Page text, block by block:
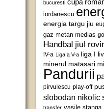
bucuresti
iordanescu
energia targu jiu
gaz metan medias
Handbal jiul
IV-a Liga a V-a liga I
minerul matasari
Pandurii
pirvulescu play-off
slobodan nikolic
transfer vasile stanga